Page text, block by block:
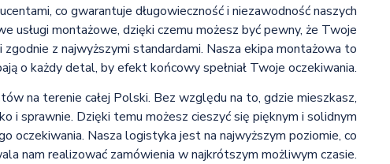
co gwarantuje długowieczność i niezawodność naszych
usługi montażowe, dzięki czemu możesz być pewny, że Twoje
z najwyższymi standardami. Nasza ekipa montażowa to
o każdy detal, by efekt końcowy spełniał Twoje oczekiwania.
na terenie całej Polski. Bez względu na to, gdzie mieszkasz,
i sprawnie. Dzięki temu możesz cieszyć się pięknym i solidnym
oczekiwania. Nasza logistyka jest na najwyższym poziomie, co
nam realizować zamówienia w najkrótszym możliwym czasie.